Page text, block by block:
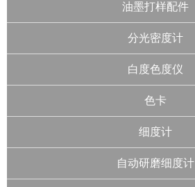
油墨打样配件
分光密度计
白度色度仪
色卡
细度计
自动研磨细度计